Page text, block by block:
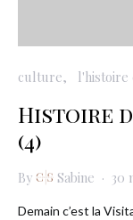
culture l'histoire
Histoire
(4)
By Sabine 30
Demain c’est la